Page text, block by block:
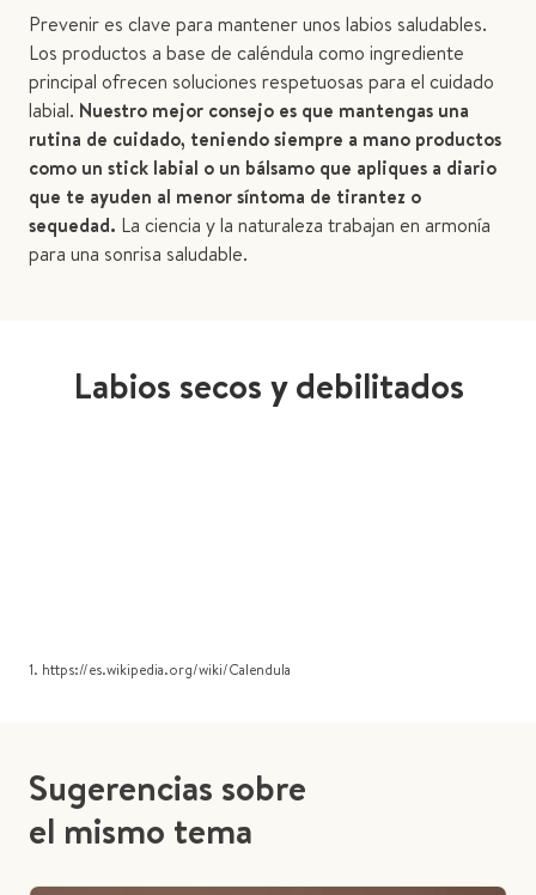
Prevenir es clave para mantener unos labios saludables.
Los productos a base de caléndula como ingrediente
principal ofrecen soluciones respetuosas para el cuidado
labial. Nuestro mejor consejo es que mantengas una
rutina de cuidado, teniendo siempre a mano productos
como un stick labial o un bálsamo que apliques a diario
que te ayuden al menor síntoma de tirantez o
sequedad. La ciencia y la naturaleza trabajan en armonía
para una sonrisa saludable.
Labios secos y debilitados
1. https://es.wikipedia.org/wiki/Calendula
Sugerencias sobre
el mismo tema